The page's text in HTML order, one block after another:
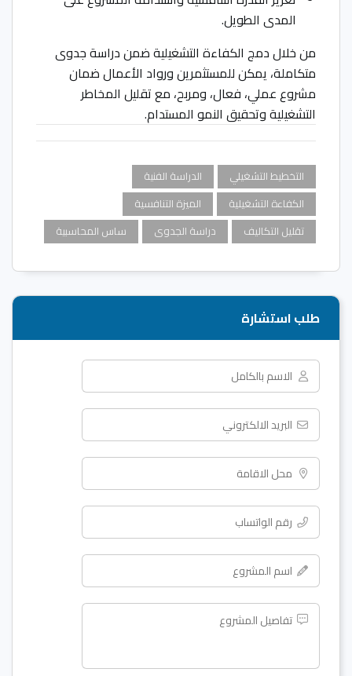
المدى الطويل.
من خلال دمج الكفاءة التشغيلية ضمن دراسة جدوى
متكاملة، يمكن للمستثمرين ورواد الأعمال ضمان
مشروع عملي، فعال، ومربح، مع تقليل المخاطر
التشغيلية وتحقيق النمو المستدام.
التخطيط التشغيلي
الدراسة الفنية
الكفاءة التشغيلية
الميزة التنافسية
تقليل التكاليف
دراسة الجدوى ساس المحاسبية
طلب استشارة